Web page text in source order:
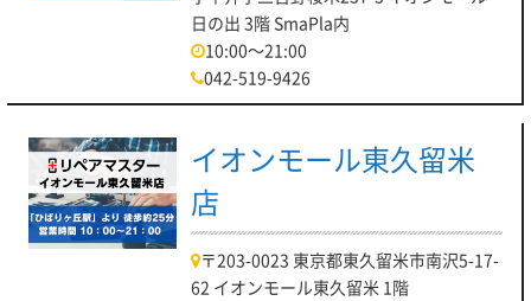
日の出 3階 SmaPla内
10:00～21:00
042-519-9426
イオンモール東久留米
店
〒203-0023 東京都東久留米市南沢5-17-
62 イオンモール東久留米 1階